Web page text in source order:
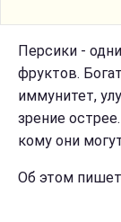
Персики -
фруктов.
иммунитет,
зрение
кому они
Об этом пишет